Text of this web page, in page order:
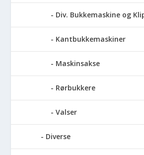
Div. Bukkemaskine og
Kantbukkemaskiner
Maskinsakse
Rørbukkere
Valser
Diverse